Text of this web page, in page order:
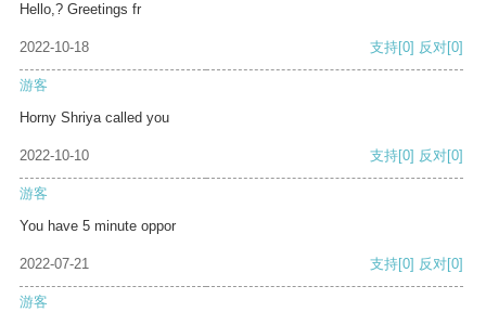
Hello,? Greetings fr
2022-10-18 支持[0] 反对[0]
游客
Horny Shriya called you
2022-10-10 支持[0] 反对[0]
游客
You have 5 minute oppor
2022-07-21 支持[0] 反对[0]
游客